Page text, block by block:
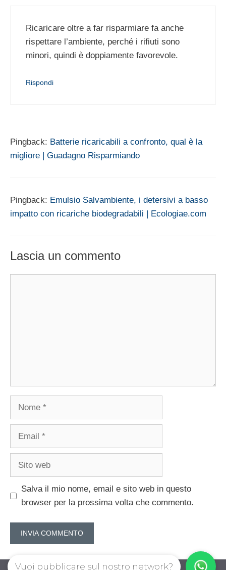
Ricaricare oltre a far risparmiare fa anche
rispettare l’ambiente, perché i rifiuti sono
minori, quindi è doppiamente favorevole.
Rispondi
Pingback: Batterie ricaricabili a confronto, qual è la
migliore | Guadagno Risparmiando
Pingback: Emulsio Salvambiente, i detersivi a basso
impatto con ricariche biodegradabili | Ecologiae.com
Lascia un commento
Nome
Email
Sito
Salva il mio nome, email e sito web in questo
browser per la prossima volta che commento.
Vuoi pubblicare sul nostro network?